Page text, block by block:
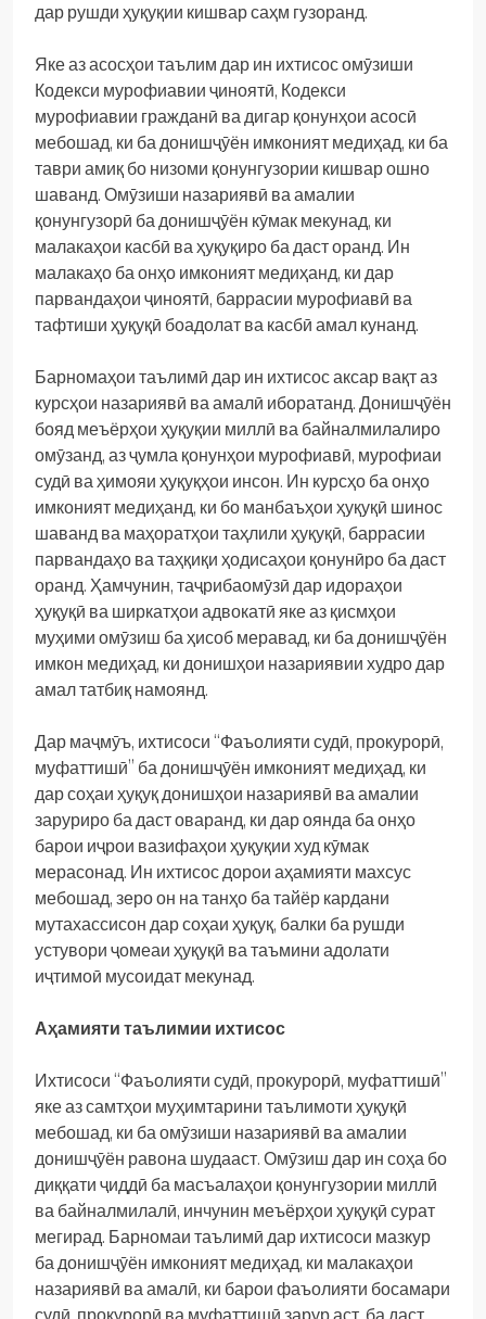
дар рушди ҳуқуқии кишвар саҳм гузоранд.
Яке аз асосҳои таълим дар ин ихтисос омӯзиши
Кодекси мурофиавии ҷиноятӣ, Кодекси
мурофиавии гражданӣ ва дигар қонунҳои асосӣ
мебошад, ки ба донишҷӯён имконият медиҳад, ки ба
таври амиқ бо низоми қонунгузории кишвар ошно
шаванд. Омӯзиши назариявӣ ва амалии
қонунгузорӣ ба донишҷӯён кӯмак мекунад, ки
малакаҳои касбӣ ва ҳуқуқиро ба даст оранд. Ин
малакаҳо ба онҳо имконият медиҳанд, ки дар
парвандаҳои ҷиноятӣ, баррасии мурофиавӣ ва
тафтиши ҳуқуқӣ боадолат ва касбӣ амал кунанд.
Барномаҳои таълимӣ дар ин ихтисос аксар вақт аз
курсҳои назариявӣ ва амалӣ иборатанд. Донишҷӯён
бояд меъёрҳои ҳуқуқии миллӣ ва байналмилалиро
омӯзанд, аз ҷумла қонунҳои мурофиавӣ, мурофиаи
судӣ ва ҳимояи ҳуқуқҳои инсон. Ин курсҳо ба онҳо
имконият медиҳанд, ки бо манбаъҳои ҳуқуқӣ шинос
шаванд ва маҳоратҳои таҳлили ҳуқуқӣ, баррасии
парвандаҳо ва таҳқиқи ҳодисаҳои қонунӣро ба даст
оранд. Ҳамчунин, таҷрибаомӯзӣ дар идораҳои
ҳуқуқӣ ва ширкатҳои адвокатӣ яке аз қисмҳои
муҳими омӯзиш ба ҳисоб меравад, ки ба донишҷӯён
имкон медиҳад, ки донишҳои назариявии худро дар
амал татбиқ намоянд.
Дар маҷмӯъ, ихтисоси “Фаъолияти судӣ, прокурорӣ,
муфаттишӣ” ба донишҷӯён имконият медиҳад, ки
дар соҳаи ҳуқуқ донишҳои назариявӣ ва амалии
заруриро ба даст оваранд, ки дар оянда ба онҳо
барои иҷрои вазифаҳои ҳуқуқии худ кӯмак
мерасонад. Ин ихтисос дорои аҳамияти махсус
мебошад, зеро он на танҳо ба тайёр кардани
мутахассисон дар соҳаи ҳуқуқ, балки ба рушди
устувори ҷомеаи ҳуқуқӣ ва таъмини адолати
иҷтимоӣ мусоидат мекунад.
Аҳамияти таълимии ихтисос
Ихтисоси “Фаъолияти судӣ, прокурорӣ, муфаттишӣ”
яке аз самтҳои муҳимтарини таълимоти ҳуқуқӣ
мебошад, ки ба омӯзиши назариявӣ ва амалии
донишҷӯён равона шудааст. Омӯзиш дар ин соҳа бо
диққати ҷиддӣ ба масъалаҳои қонунгузории миллӣ
ва байналмилалӣ, инчунин меъёрҳои ҳуқуқӣ сурат
мегирад. Барномаи таълимӣ дар ихтисоси мазкур
ба донишҷӯён имконият медиҳад, ки малакаҳои
назариявӣ ва амалӣ, ки барои фаъолияти босамари